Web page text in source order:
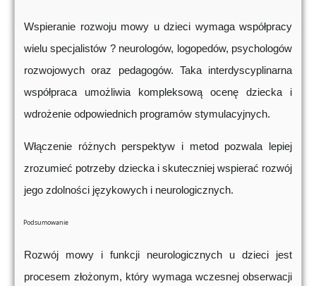
Wspieranie rozwoju mowy u dzieci wymaga współpracy
wielu specjalistów ? neurologów, logopedów, psychologów
rozwojowych oraz pedagogów. Taka interdyscyplinarna
współpraca umożliwia kompleksową ocenę dziecka i
wdrożenie odpowiednich programów stymulacyjnych.
Włączenie różnych perspektyw i metod pozwala lepiej
zrozumieć potrzeby dziecka i skuteczniej wspierać rozwój
jego zdolności językowych i neurologicznych.
Podsumowanie
Rozwój mowy i funkcji neurologicznych u dzieci jest
procesem złożonym, który wymaga wczesnej obserwacji